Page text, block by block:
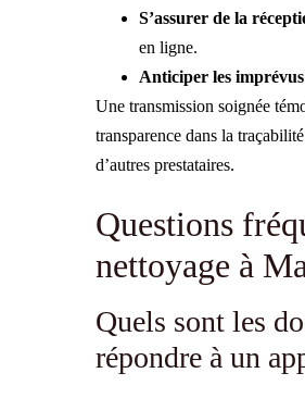
S’assurer de la
en ligne.
Anticiper les imprévus
Une transmission soignée
transparence dans la
d’autres prestataires.
Questions
nettoyage à
Quels sont les
répondre à un